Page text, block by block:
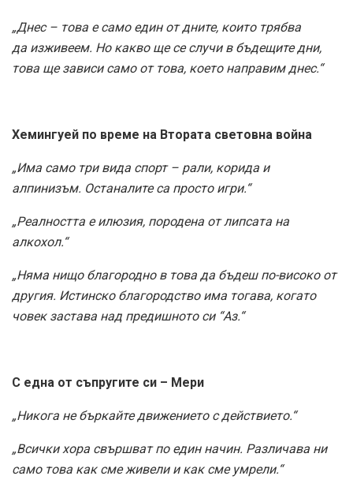
„Днес – това е само един от дните, които трябва
да изживеем. Но какво ще се случи в бъдещите дни,
това ще зависи само от това, което направим днес.“
Хемингуей по време на Втората световна война
„Има само три вида спорт – рали, корида и
алпинизъм. Останалите са просто игри.“
„Реалността е илюзия, породена от липсата на
алкохол.“
„Няма нищо благородно в това да бъдеш по-високо от
другия. Истинско благородство има тогава, когато
човек застава над предишното си “Аз.“
С една от съпругите си – Мери
„Никога не бъркайте движението с действието.“
„Всички хора свършват по един начин. Различава ни
само това как сме живeли и как сме умрели.“